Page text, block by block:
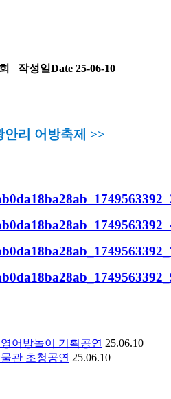
작성일Date 25-06-10
안리 어방축제 >>
어방놀이 기획공연 25.06.10
관 초청공연 25.06.10